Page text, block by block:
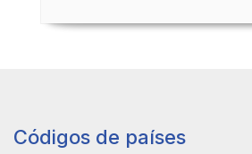
Códigos de países